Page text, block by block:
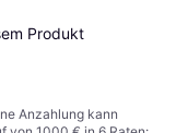
Produkt
Anzahlung kann